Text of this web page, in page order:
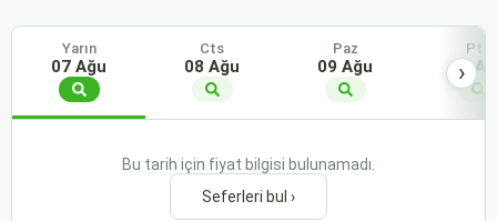
Yarın
07 Ağu
Cts
08 Ağu
Paz
09 Ağu
Pts
10
›
Bu tarih için fiyat bilgisi bulunamadı.
Seferleri bul ›